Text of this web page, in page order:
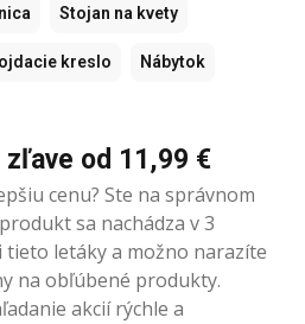
Stojan na kvety
kreslo Nábytok
zľave od 11,99 €
cenu? Ste na správnom
sa nachádza v 3
tieto letáky a možno narazíte
na obľúbené produkty.
akcií rýchle a